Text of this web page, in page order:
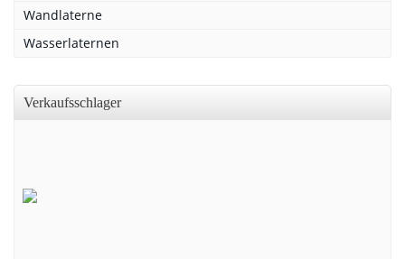
Wandlaterne
Wasserlaternen
Verkaufsschlager